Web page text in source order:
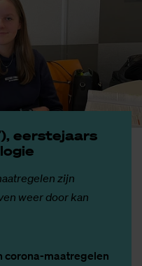
eer­ste­jaars
zijn
weer door kan
corona-maatregelen